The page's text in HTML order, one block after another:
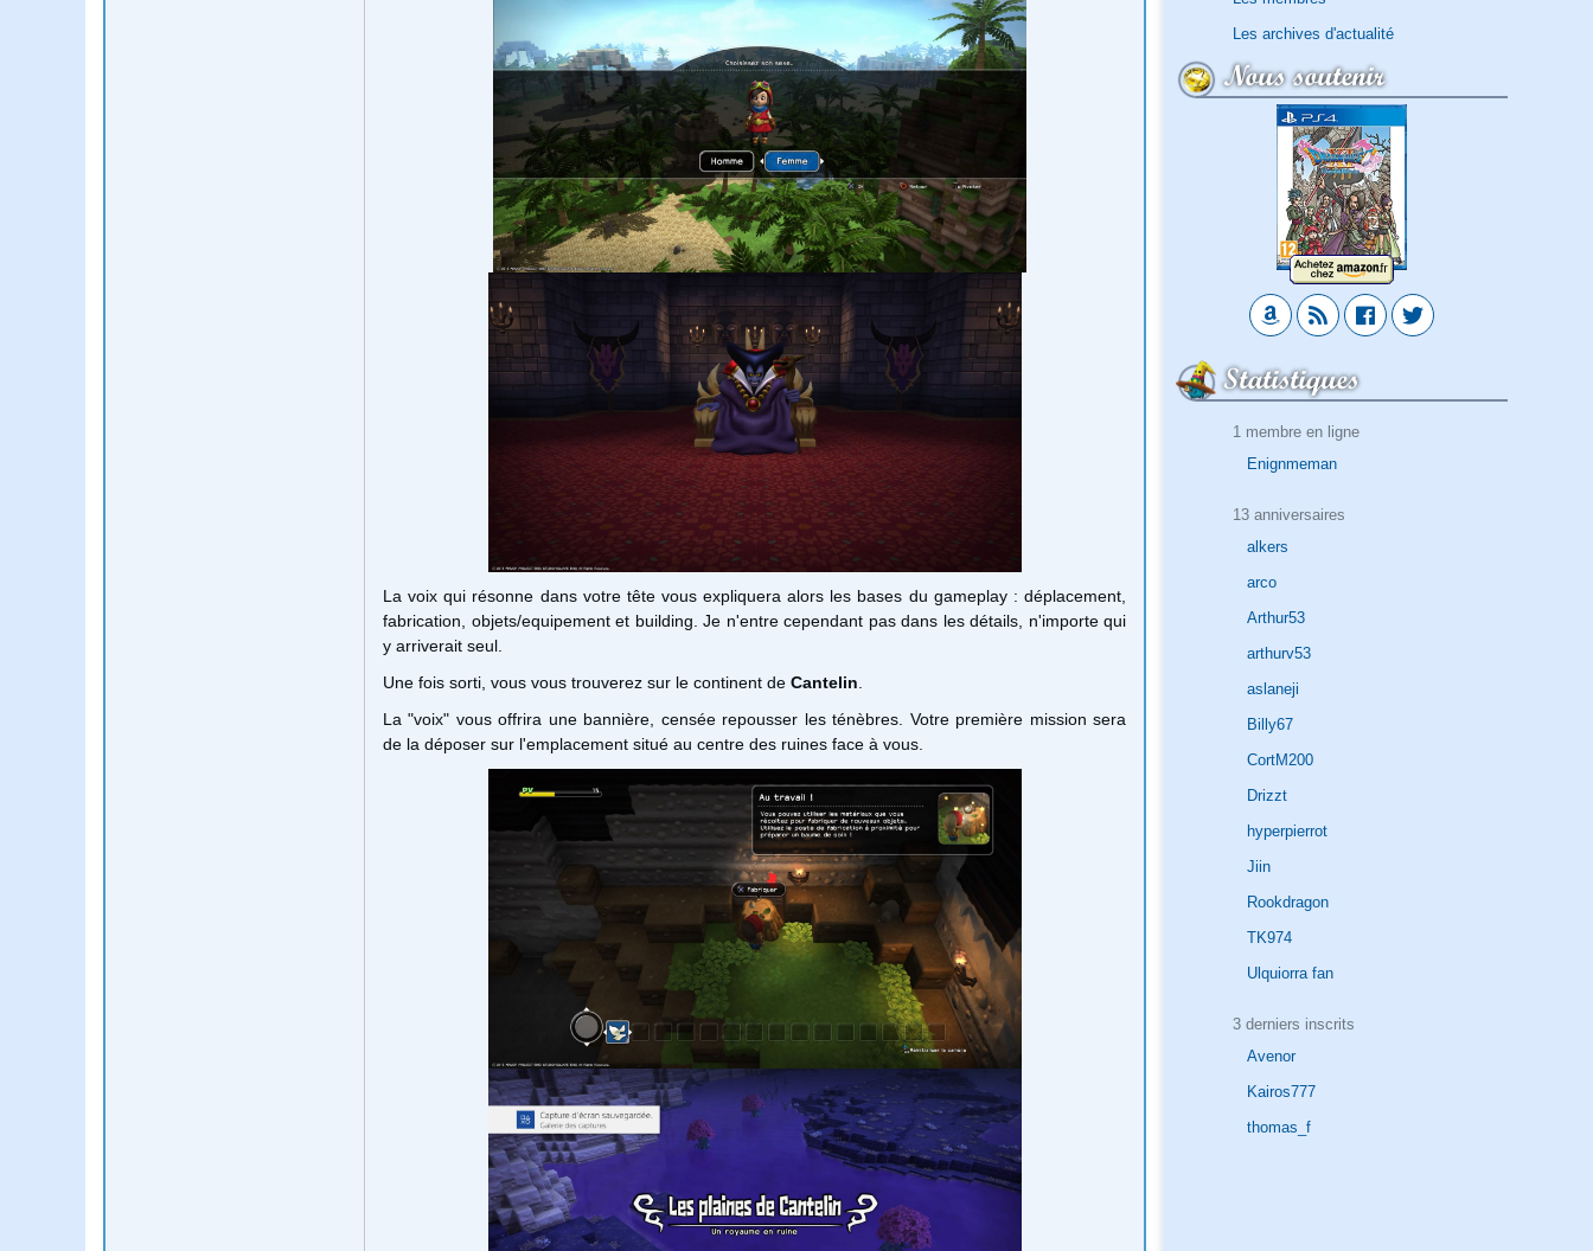
Les archives d'actualité
Nous soutenir
Statistiques
1 membre en ligne
Enignmeman
13 anniversaires
alkers
arco
Arthur53
arthurv53
aslaneji
Billy67
CortM200
Drizzt
hyperpierrot
Jiin
Rookdragon
TK974
Ulquiorra fan
3 derniers inscrits
Avenor
Kairos777
thomas_f
La voix qui résonne dans votre tête vous expliquera alors les bases du gameplay : déplacement,
fabrication, objets/equipement et building. Je n'entre cependant pas dans les détails, n'importe qui
y arriverait seul.
Une fois sorti, vous vous trouverez sur le continent de Cantelin
La "voix" vous offrira une bannière, censée repousser les ténèbres. Votre première mission sera
de la déposer sur l'emplacement situé au centre des ruines face à vous.